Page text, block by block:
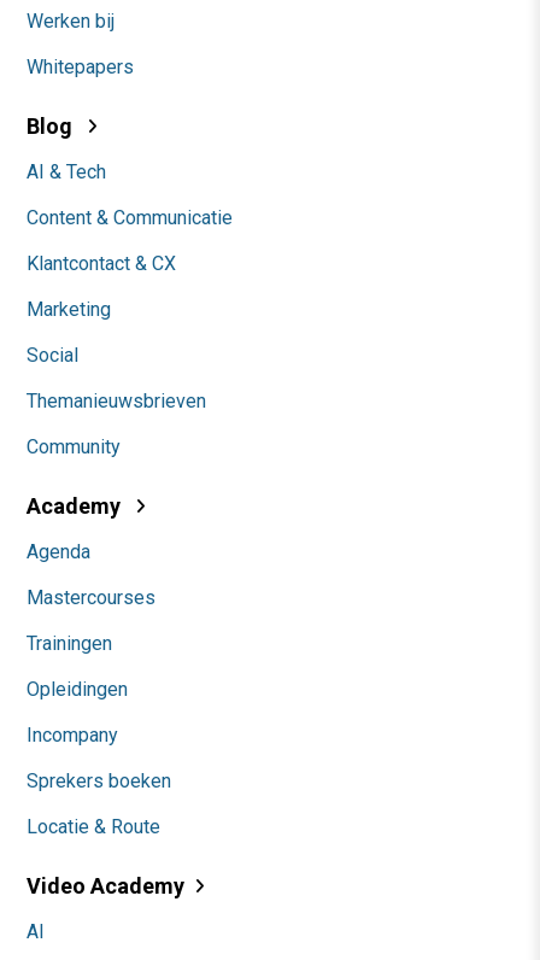
Werken bij
Whitepapers
Blog
AI & Tech
Content & Communicatie
Klantcontact & CX
Marketing
Social
Themanieuwsbrieven
Community
Academy
Agenda
Mastercourses
Trainingen
Opleidingen
Incompany
Sprekers boeken
Locatie & Route
Video Academy
AI